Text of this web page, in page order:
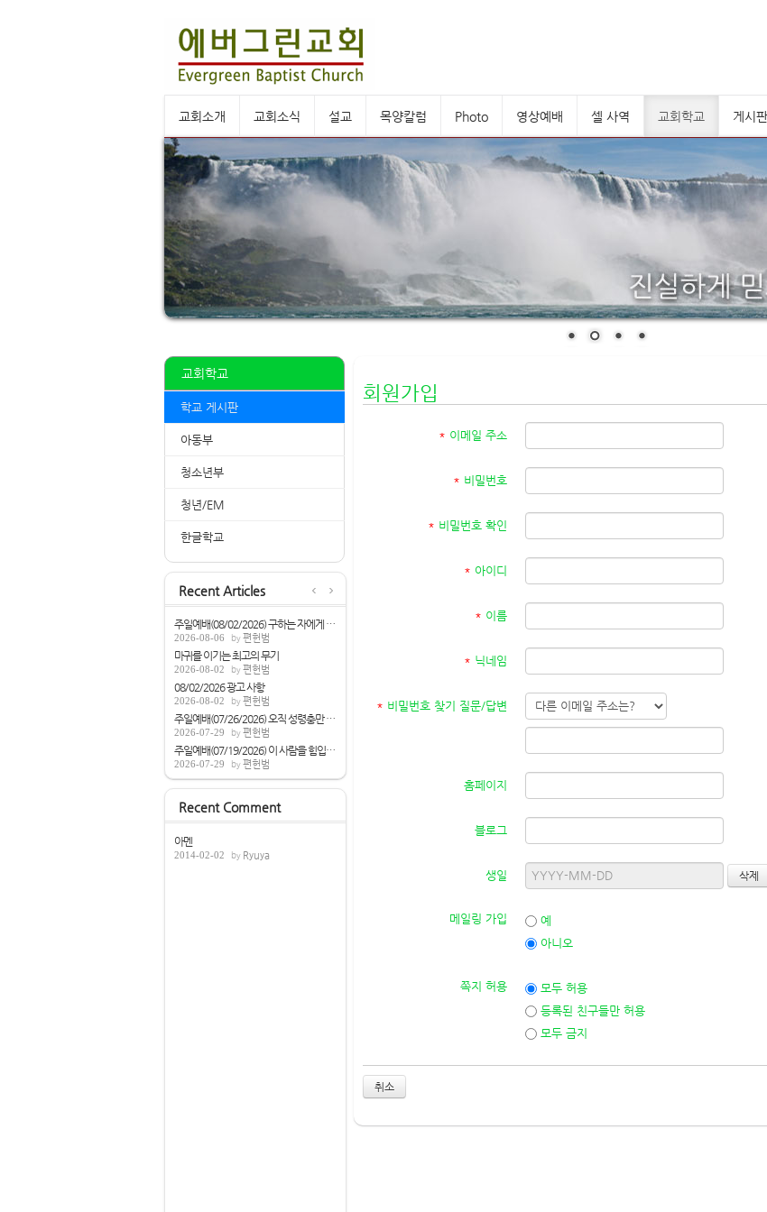
교회소개 교회소식 설교 목양칼럼 Photo 영상예배 셀 사역 교회학교 게시판
교회학교
학교 게시판
아동부
청소년부
청년/EM
한글학교
Recent Articles
주일예배(08/02/2026) 구하는 자에게 성령을...
2026-08-06 편헌범
마귀를 이기는 최고의 무기
2026-08-02 편헌범
08/02/2026 광고 사항
2026-08-02 편헌범
주일예배(07/26/2026) 오직 성령충만 받으라...
2026-07-29 편헌범
주일예배(07/19/2026) 이 사람을 힘입으면[...
2026-07-29 편헌범
Recent Comment
아멘
2014-02-02 Ryuya
회원가입
* 이메일 주소
* 비밀번호
* 비밀번호 확인
* 아이디
* 이름
* 닉네임
* 비밀번호 찾기 질문/답변
홈페이지
블로그
생일
메일링 가입
예
아니오
쪽지 허용
모두 허용
등록된 친구들만 허용
모두 금지
취소